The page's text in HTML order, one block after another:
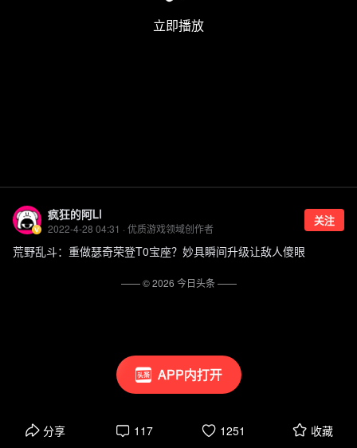
APP内打开
疯狂的阿LI
2022-4-28 04:31 · 优质游戏领域创作者
关注
荒野乱斗：重做瑟奇荣登T0宝座？妙具瞬间升级让敌人傻眼
分享 117 1251 收藏
—— ©2026 今日头条——